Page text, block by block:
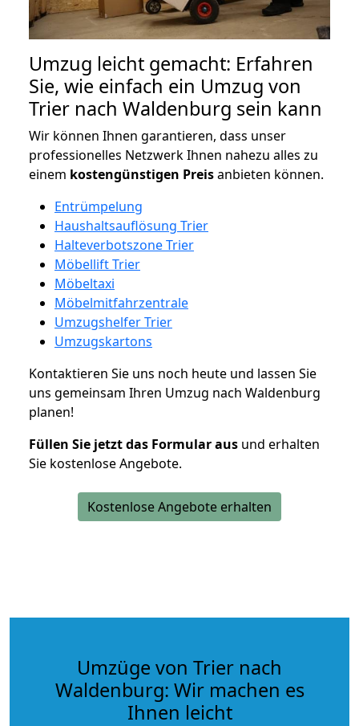
Umzug leicht gemacht: Erfahren
Sie, wie einfach ein Umzug von
Trier nach Waldenburg sein kann
Wir können Ihnen garantieren, dass unser
professionelles Netzwerk Ihnen nahezu alles zu
einem kostengünstigen Preisanbieten können.
Entrümpelung
Haushaltsauflösung Trier
Halteverbotszone Trier
Möbellift Trier
Möbeltaxi
Möbelmitfahrzentrale
Umzugshelfer Trier
Umzugskartons
Kontaktieren Sie uns noch heute und lassen Sie
uns gemeinsam Ihren Umzug nach Waldenburg
planen!
Füllen Sie jetzt das Formular aus und erhalten
Sie kostenlose Angebote.
Kostenlose Angebote erhalten
Umzüge von Trier nach
Waldenburg: Wir machen es
Ihnen leicht